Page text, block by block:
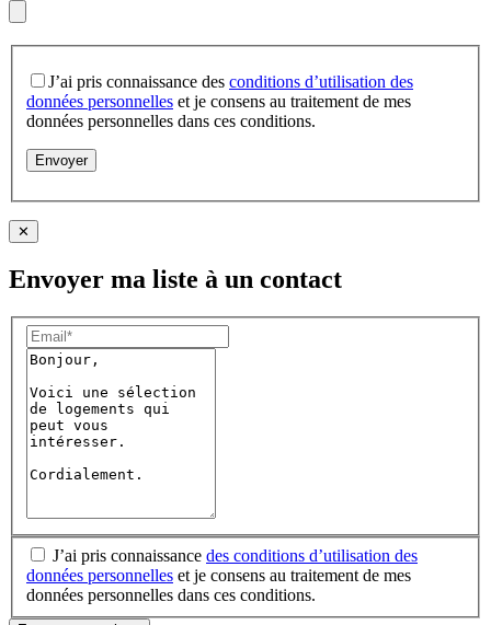
J’ai pris connaissance des conditions d’utilisation des
données personnelles et je consens au traitement de mes
données personnelles dans ces conditions.
✕
Envoyer ma liste à un contact
J’ai pris connaissance des conditions d’utilisation des
données personnelles et je consens au traitement de mes
données personnelles dans ces conditions.